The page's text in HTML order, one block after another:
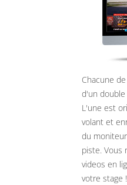
Chacune
d'un
L'une est
volant et
du
piste. Vous
videos en
votre stage !